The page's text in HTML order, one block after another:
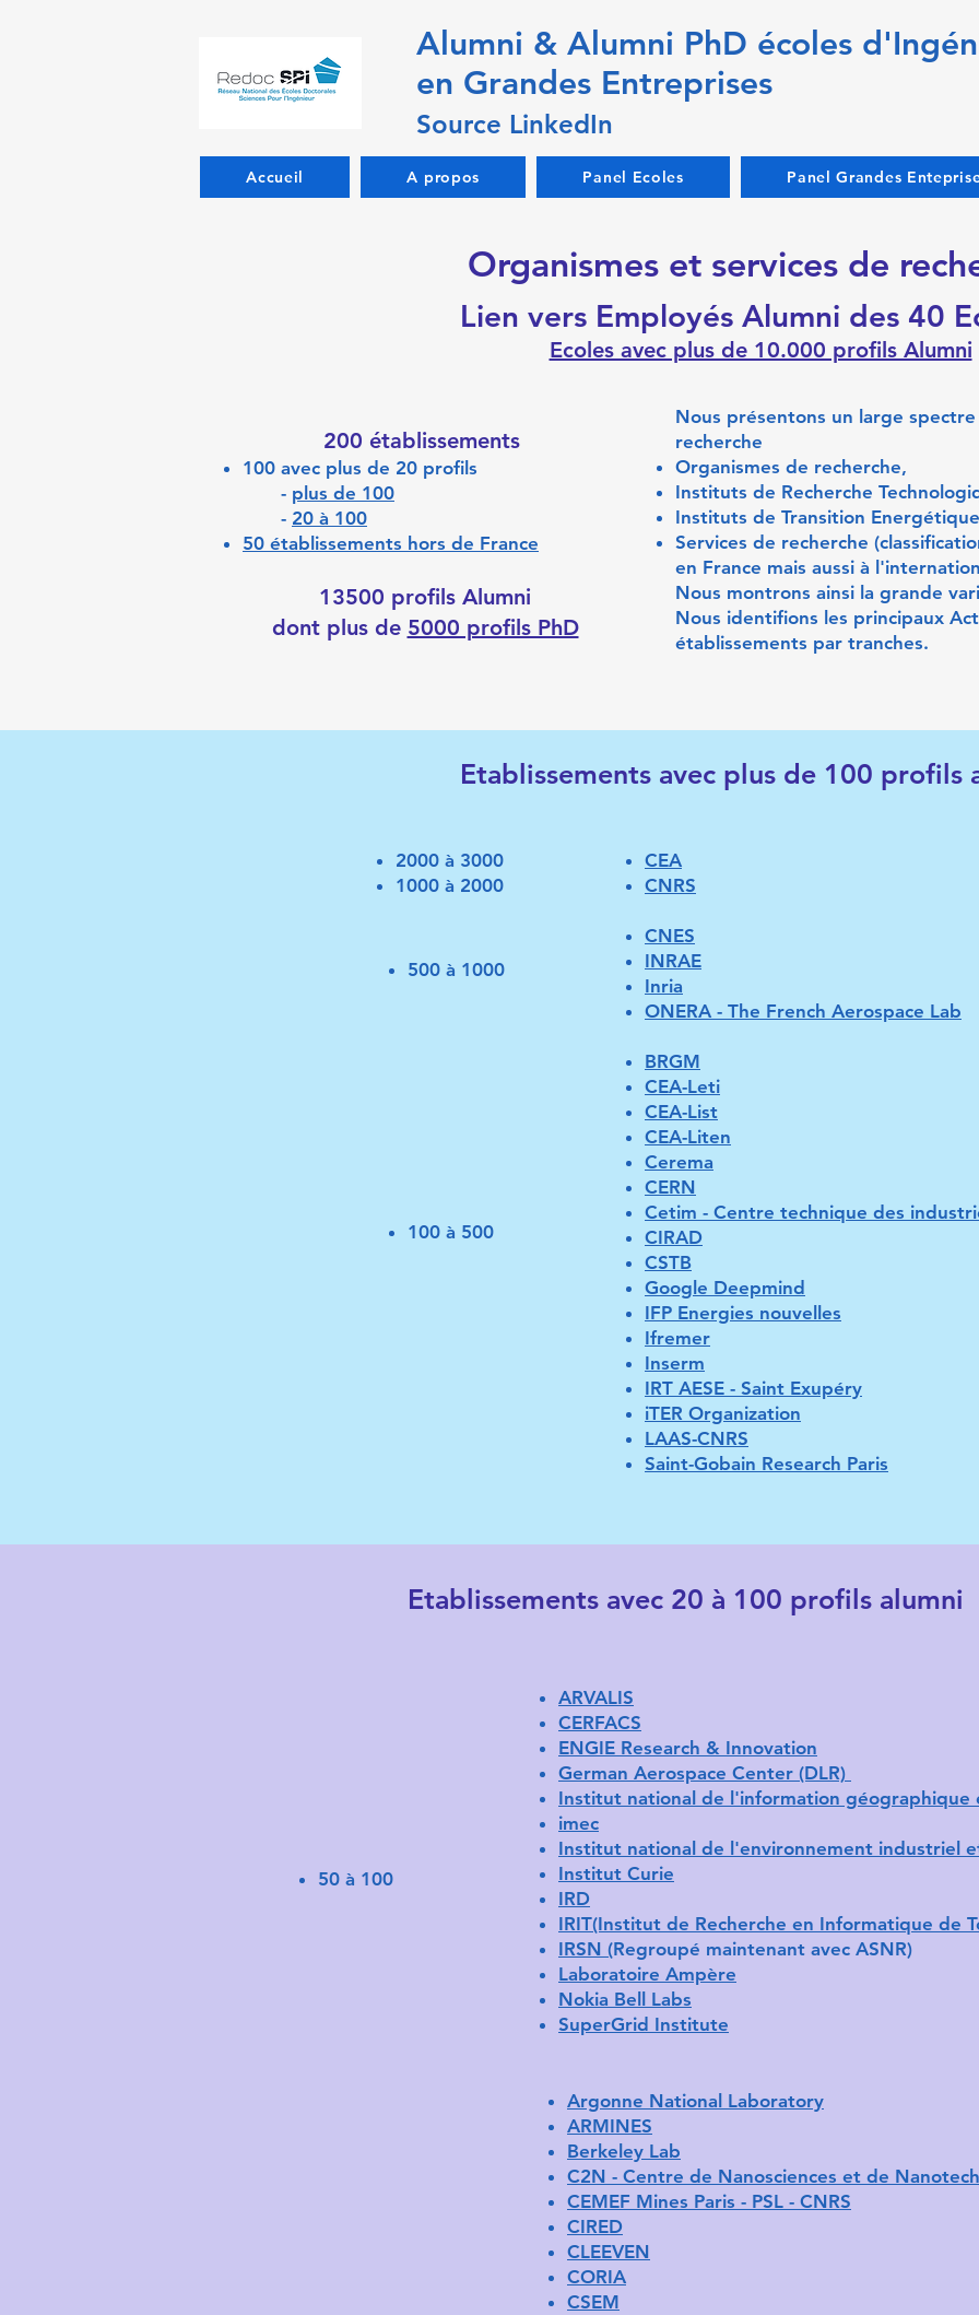
Alumni & Alumni PhD écoles
en Grandes Entreprises
Source LinkedIn
Accueil A propos Panel Ecoles Panel Grandes
Organismes et services de
Lien vers Employés Alumni des 40
Ecoles avec plus de 10.000 profils Alumni
200 établissements
100 avec plus de 20 profils
- plus de 100
- 20 à 100
50 établissements hors de France​
13500 profils Alumni
dont plus de 5000 profils PhD
Nous présentons un large
recherche
Organismes de recherche,
Instituts de Recherche
Instituts de Transition
Services de recherche
en France mais aussi à
​Nous montrons ainsi la grande
Nous identifions les principaux
établissements par tranches.
Etablissements avec plus de 100 profils
2000 à 3000
1000 à 2000
500 à 1000
100 à 500
CEA
CNRS
CNES
INRAE
Inria
ONERA - The French Aerospace Lab
BRGM
CEA-Leti
CEA-List
CEA-Liten
Cerema
CERN
Cetim - Centre technique des
CIRAD
CSTB
Google Deepmind
IFP Energies nouvelles
Ifremer
Inserm
IRT AESE - Saint Exupéry
iTER Organization
LAAS-CNRS
Saint-Gobain Research Paris
Etablissements avec 20 à 100 profils alumni
50 à 100
ARVALIS
CERFACS
ENGIE Research & Innovation
German Aerospace Center (DLR)
Institut national de l'information géographique
imec
Institut national de l'environnement industriel
Institut Curie
IRD
IRIT(Institut de Recherche en Informatique de
IRSN (Regroupé maintenant avec ASNR)
Laboratoire Ampère
Nokia Bell Labs
SuperGrid Institute
Argonne National Laboratory
ARMINES
Berkeley Lab
C2N - Centre de Nanosciences et de
CEMEF Mines Paris - PSL - CNRS
CIRED
CLEEVEN
CORIA
CSEM